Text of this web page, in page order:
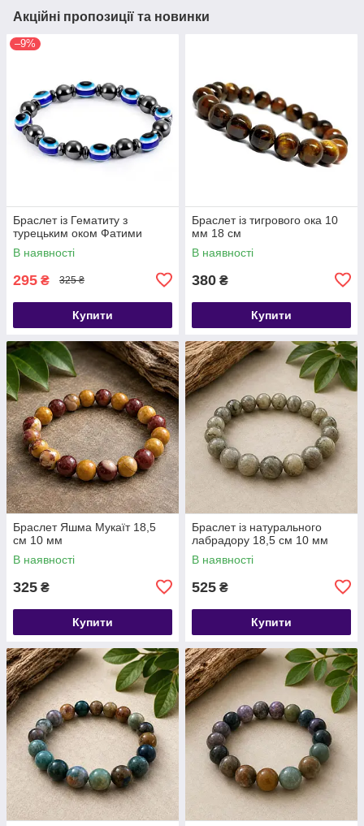
Акційні пропозиції та новинки
–9%
Браслет із Гематиту з
турецьким оком Фатими
В наявності
295 ₴ 325 ₴
Купити
Браслет із тигрового ока 10
мм 18 см
В наявності
380 ₴
Купити
​​​​​​​Браслет Яшма Мукаїт 18,5
см 10 мм
В наявності
325 ₴
Купити
Браслет із натурального
лабрадору 18,5 см 10 мм
В наявності
525 ₴
Купити